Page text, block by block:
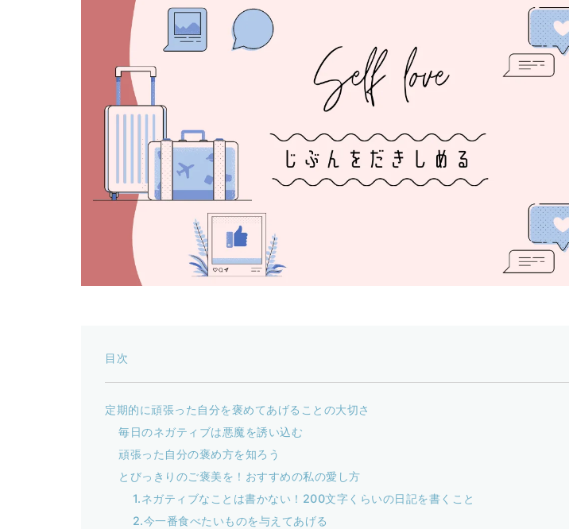
目次
定期的に頑張った自分を褒めてあげることの大切さ
毎日のネガティブは悪魔を誘い込む
頑張った自分の褒め方を知ろう
とびっきりのご褒美を！おすすめの私の愛し方
1.ネガティブなことは書かない！200文字くらいの日記を書くこと
2.今一番食べたいものを与えてあげる